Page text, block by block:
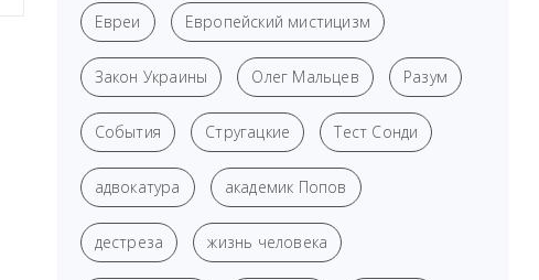
Евреи Европейский мистицизм
Закон Украины Олег Мальцев Разум
События Стругацкие Тест Сонди
адвокатура академик Попов
дестреза жизнь человека